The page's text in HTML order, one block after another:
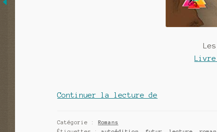
Livre
Continuer la lecture de
Catégorie :Romans